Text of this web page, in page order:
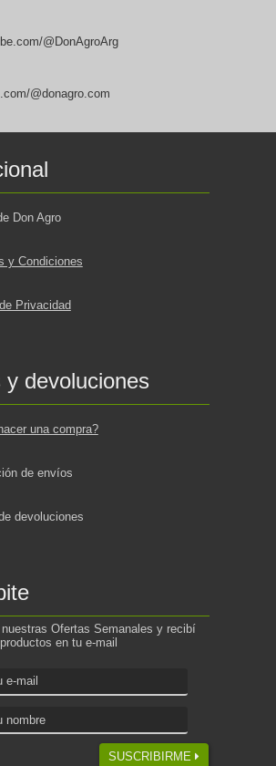
@DonAgroArg
@donagro.com
Don Agro
y Condiciones
Privacidad
y devoluciones
una compra?
de envíos
devoluciones
Ofertas Semanales y recibí
en tu e-mail
SUSCRIBIRME